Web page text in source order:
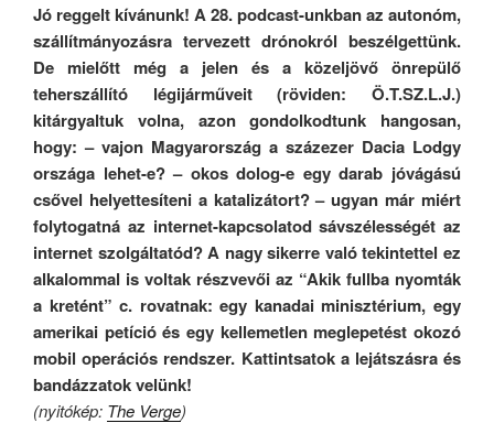
Jó reggelt kívánunk! A 28. podcast-unkban az autonóm,
szállítmányozásra tervezett drónokról beszélgettünk.
De mielőtt még a jelen és a közeljövő önrepülő
teherszállító légijárműveit (röviden: Ö.T.SZ.L.J.)
kitárgyaltuk volna, azon gondolkodtunk hangosan,
hogy: – vajon Magyarország a százezer Dacia Lodgy
országa lehet-e? – okos dolog-e egy darab jóvágású
csővel helyettesíteni a katalizátort? – ugyan már miért
folytogatná az internet-kapcsolatod sávszélességét az
internet szolgáltatód? A nagy sikerre való tekintettel ez
alkalommal is voltak részvevői az “Akik fullba nyomták
a kretént” c. rovatnak: egy kanadai minisztérium, egy
amerikai petíció és egy kellemetlen meglepetést okozó
mobil operációs rendszer. Kattintsatok a lejátszásra és
bandázzatok velünk!
(nyitókép: The Verge)